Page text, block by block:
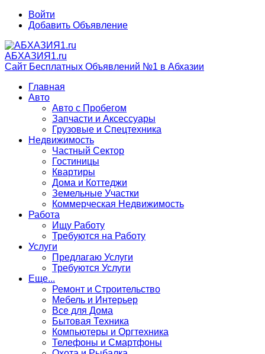
Войти
Добавить Объявление
АБХАЗИЯ1.ru
Сайт Бесплатных Объявлений №1 в Абхазии
Главная
Авто
Авто с Пробегом
Запчасти и Аксессуары
Грузовые и Спецтехника
Недвижимость
Частный Сектор
Гостиницы
Квартиры
Дома и Коттеджи
Земельные Участки
Коммерческая Недвижимость
Работа
Ищу Работу
Требуются на Работу
Услуги
Предлагаю Услуги
Требуются Услуги
Еще...
Ремонт и Строительство
Мебель и Интерьер
Все для Дома
Бытовая Техника
Компьютеры и Оргтехника
Телефоны и Смартфоны